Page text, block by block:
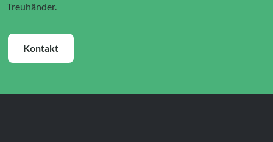
Treuhänder.
Kontakt